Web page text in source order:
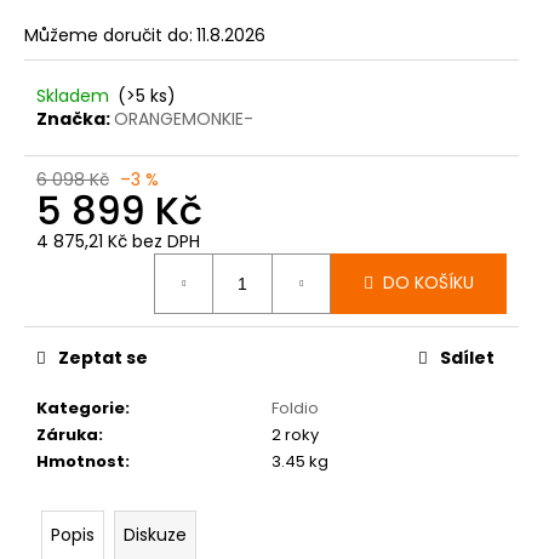
Můžeme doručit do: 11.8.2026
Skladem (>5 ks)
Značka:ORANGEMONKIE-
6 098 Kč –3 %
5 899 Kč
4 875,21 Kč bez DPH
DO KOŠÍKU
Kategorie:
Foldio
Záruka:
2 roky
Hmotnost: 3.45 kg
Zeptat se Sdílet
Popis Diskuze